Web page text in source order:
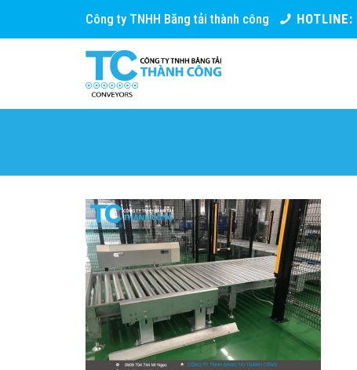
Công ty TNHH Băng tải thành công HOTLINE: